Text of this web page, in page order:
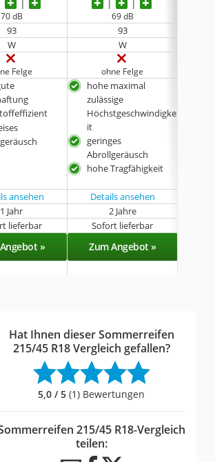
70 dB 69 dB
93
93
W
W
Felge ohne Felge
hohe maximal
zulässige
Höchstgeschwindigke
it
geringes
Abrollgeräusch
hohe Tragfähigkeit
ansehen Details ansehen
1 Jahr
2 Jahre
lieferbar Sofort lieferbar
» Zum Angebot »
Hat Ihnen dieser Sommerreifen
215/45 R18 Vergleich gefallen?
5,0 / 5 (1) Bewertungen
215/45 R18-Vergleich
teilen: